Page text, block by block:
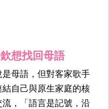
想找回母語
母語，但對客家歌手
自己與原生家庭的核
，「語言是記號，沿